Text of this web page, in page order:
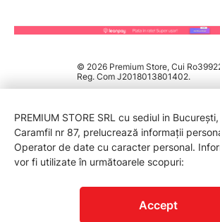
© 2026 Premium Store, Cui
Reg. Com J2018013801402.
PREMIUM STORE SRL cu sediul in
Caramfil nr 87, prelucrează informații
Operator de date cu caracter personal.
vor fi utilizate în următoarele scopuri:
Accept